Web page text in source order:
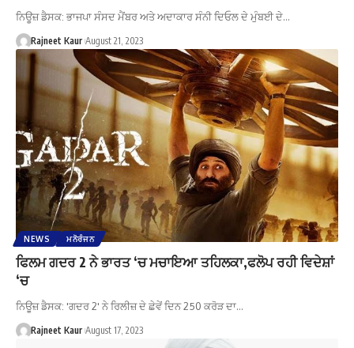
ਨਿਊਜ਼ ਡੈਸਕ: ਭਾਜਪਾ ਸੰਸਦ ਮੈਂਬਰ ਅਤੇ ਅਦਾਕਾਰ ਸੰਨੀ ਦਿਓਲ ਦੇ ਮੁੰਬਈ ਦੇ…
Rajneet Kaur August 21, 2023
NEWS ਮਨੋਰੰਜਨ
ਫਿਲਮ ਗਦਰ 2 ਨੇ ਭਾਰਤ ‘ਚ ਮਚਾਇਆ ਤਹਿਲਕਾ,ਫਲੋਪ ਰਹੀ ਵਿਦੇਸ਼ਾਂ
‘ਚ
ਨਿਊਜ਼ ਡੈਸਕ: 'ਗਦਰ 2' ਨੇ ਰਿਲੀਜ਼ ਦੇ ਛੇਵੇਂ ਦਿਨ 250 ਕਰੋੜ ਦਾ…
Rajneet Kaur August 17, 2023